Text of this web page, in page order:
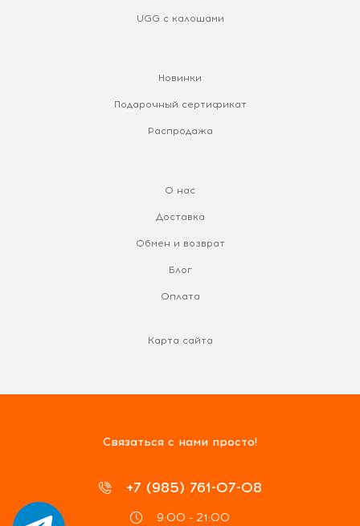
UGG с калошами
Новинки
Подарочный сертификат
Распродажа
О нас
Доставка
Обмен и возврат
Блог
Оплата
Карта сайта
Связаться с нами просто!
+7 (985) 761-07-08
9:00 - 21:00